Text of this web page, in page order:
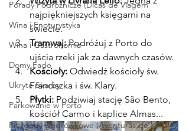
Porady Podróżnicze (Dicas de Viagem
Wina i Enoturystyka
Wina i Gastronomia
Domy Fado
Ukryte Skarby
Parkowanie w Porto
Przygody wędrówkowe (Aventuras de )
najpiękniejszych księgarni na
świecie.
Tramwaj: Podróżuj z Porto do
ujścia rzeki jak za dawnych czasów.
Kościoły: Odwiedź kościoły św.
Franciszka i św. Klary.
Płytki: Podziwiaj stację São Bento,
kościół Carmo i kaplice Almas...